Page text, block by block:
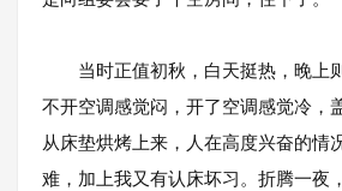
当时正值初秋，白天挺热，晚上
不开空调感觉闷，开了空调感觉冷，
从床垫烘烤上来，人在高度兴奋的情
难，加上我又有认床坏习。折腾一夜